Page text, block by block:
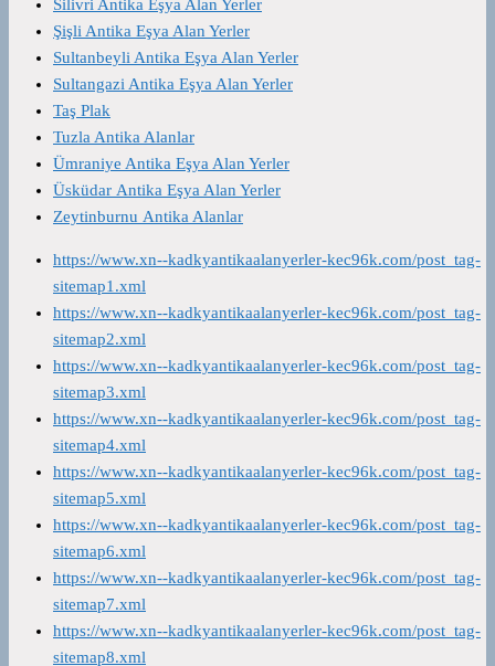
Silivri Antika Eşya Alan Yerler
Şişli Antika Eşya Alan Yerler
Sultanbeyli Antika Eşya Alan Yerler
Sultangazi Antika Eşya Alan Yerler
Taş Plak
Tuzla Antika Alanlar
Ümraniye Antika Eşya Alan Yerler
Üsküdar Antika Eşya Alan Yerler
Zeytinburnu Antika Alanlar
https://www.xn--kadkyantikaalanyerler-kec96k.com/post_tag-
sitemap1.xml
https://www.xn--kadkyantikaalanyerler-kec96k.com/post_tag-
sitemap2.xml
https://www.xn--kadkyantikaalanyerler-kec96k.com/post_tag-
sitemap3.xml
https://www.xn--kadkyantikaalanyerler-kec96k.com/post_tag-
sitemap4.xml
https://www.xn--kadkyantikaalanyerler-kec96k.com/post_tag-
sitemap5.xml
https://www.xn--kadkyantikaalanyerler-kec96k.com/post_tag-
sitemap6.xml
https://www.xn--kadkyantikaalanyerler-kec96k.com/post_tag-
sitemap7.xml
https://www.xn--kadkyantikaalanyerler-kec96k.com/post_tag-
sitemap8.xml